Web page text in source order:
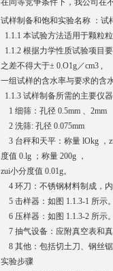
在同等竞争条件下，我公司在
试样制备和饱和实验名称 ：试
1.1.1 本试验方法适用于颗粒
1.1.2 根据力学性质试验项目
之差不得大于± 0.O1g／cm3 ,
一组试样的含水率与要求的含
1.1.3 试样制备所需的主要仪
1 细筛：孔径 0.5mm 、2mm
2 洗筛: 孔径 0.075mm
3 台秤和天平：称量 lOkg ，
度值 0.lg ；称量 200g ，
zui小分度值 0.01g。
4 环刀：不锈钢材料制成，内
5 击样器：如图 1.1.3-1 所示
6 压样器：如图 1.1.3-2 所示
7 抽气设备：应附真空表和
8 其他：包括切土刀、钢丝
实验步骤